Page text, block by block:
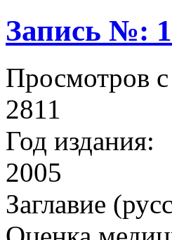
Запись №:
Просмотров
2811
Год издания:
2005
Заглавие